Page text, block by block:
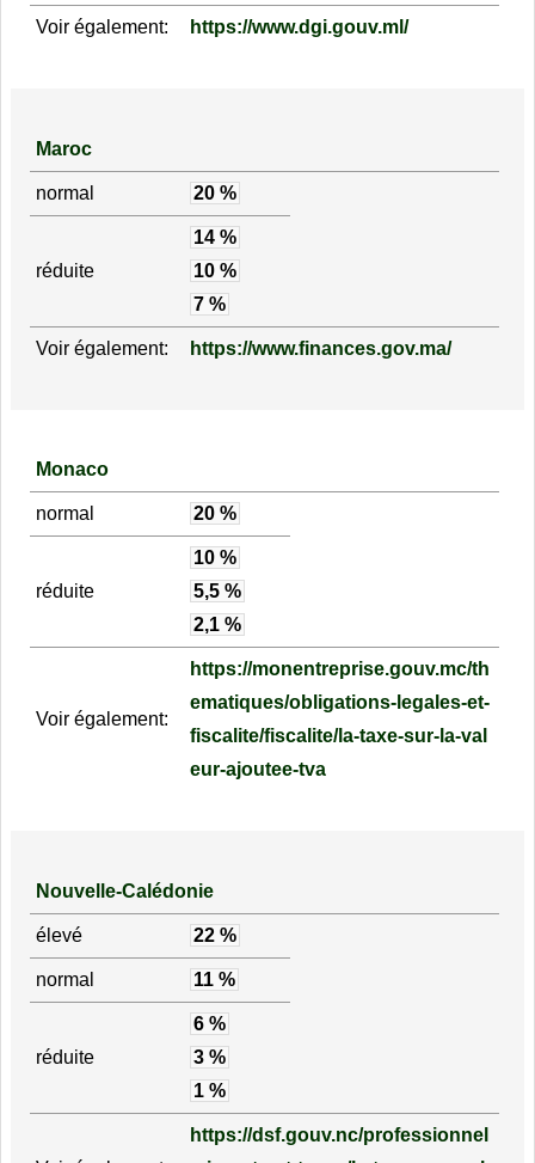
Voir également: https://www.dgi.gouv.ml/
Maroc
normal 20 %
réduite
14 %
10 %
7 %
Voir également: https://www.finances.gov.ma/
Monaco
normal 20 %
réduite
10 %
5,5 %
2,1 %
Voir également:
https://monentreprise.gouv.mc/th
ematiques/obligations-legales-et-
fiscalite/fiscalite/la-taxe-sur-la-val
eur-ajoutee-tva
Nouvelle-Calédonie
élevé 22 %
normal 11 %
réduite
6 %
3 %
1 %
https://dsf.gouv.nc/professionnel